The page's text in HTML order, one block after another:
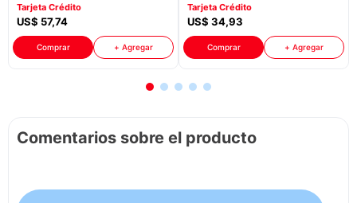
P88589 | 2
Ton Color Rojo
Con Negro
Tarjeta Crédito
US$ 57,74
Comprar + Agregar
Ton Color Rojo
Con Negro
Tarjeta Crédito
US$ 34,93
Comprar + Agregar
Comentarios sobre el producto